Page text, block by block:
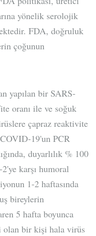
yönelik serolojik
FDA, doğruluk
çoğunun
yapılan bir SARS-
oranı ile ve soğuk
çapraz reaktivite
19'un PCR
duyarlılık % 100
karşı humoral
1-2 haftasında
bireylerin
5 hafta boyunca
olan bir kişi hala virüs